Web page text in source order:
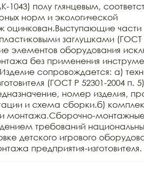
1043) полу глянцевым,
норм и экологической
оцинкован.Выступающие части
заглушками (ГОСТ
элементов оборудования
без применения
сопровождается: а)
(ГОСТ Р 52301-2004 п.
номер изделия,
и схема сборки.б)
монтажа.Сборочно-
требований
детского игрового
предприятия-изготовителя.